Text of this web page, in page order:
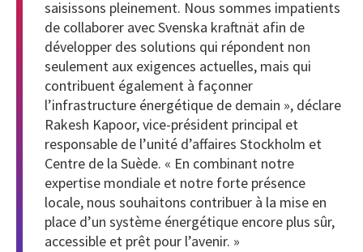
saisissons pleinement. Nous sommes impatients
de collaborer avec Svenska kraftnät afin de
développer des solutions qui répondent non
seulement aux exigences actuelles, mais qui
contribuent également à façonner
l’infrastructure énergétique de demain », déclare
Rakesh Kapoor, vice-président principal et
responsable de l’unité d’affaires Stockholm et
Centre de la Suède. « En combinant notre
expertise mondiale et notre forte présence
locale, nous souhaitons contribuer à la mise en
place d’un système énergétique encore plus sûr,
accessible et prêt pour l’avenir. »